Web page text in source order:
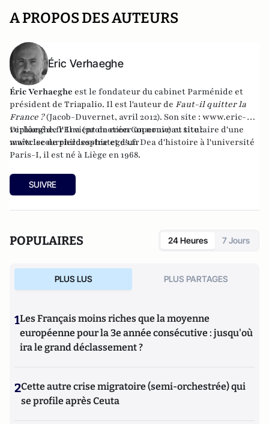
A PROPOS DES AUTEURS
Éric Verhaeghe
Éric Verhaeghe est le fondateur du cabinet Parménide et
président de Triapalio. Il est l'auteur de Faut-il quitter la
France ?(Jacob-Duvernet, avril 2012). Son site : www.eric-
verhaeghe.frIl vient de créer un nouveau site :
www.lecourrierdesstrateges.fr
Diplômé de l'Ena (promotion Copernic) et titulaire d'une
maîtrise de philosophie et d'un Dea d'histoire à l'université
Paris-I, il est né à Liège en 1968.
SUIVRE
POPULAIRES 24 Heures 7 Jours
PLUS LUS PLUS PARTAGES
1Les Français moins riches que la moyenne
européenne pour la 3e année consécutive : jusqu'où
ira le grand déclassement ?
2Cette autre crise migratoire (semi-orchestrée) qui
se profile après Ceuta